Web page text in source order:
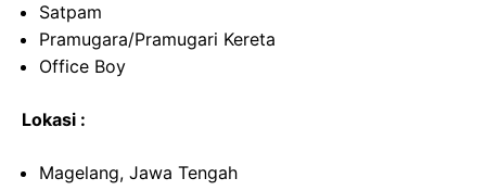
Satpam
Pramugara/Pramugari Kereta
Office Boy
Lokasi :
Magelang, Jawa Tengah